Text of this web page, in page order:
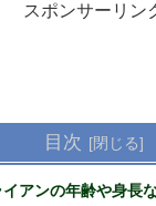
スポンサーリン
目次
アンの年齢や身長